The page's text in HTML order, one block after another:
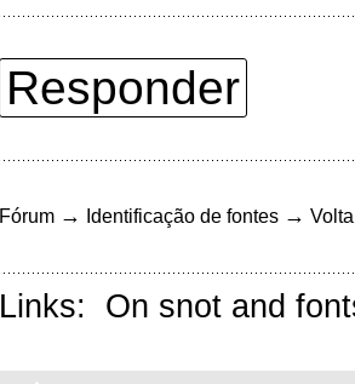
Responder
Fórum → Identificação de fontes →
Links: On snot and